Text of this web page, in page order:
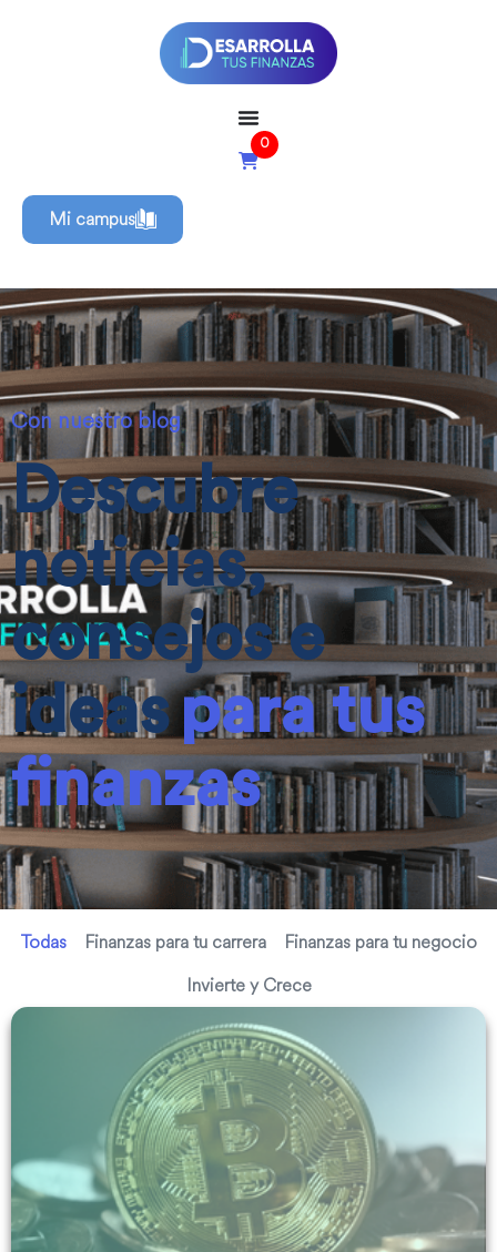
0
Mi campus
Con nuestro blog
Descubre
noticias,
consejos e
ideaspara tus
finanzas
Finanzas para tu carrera
Finanzas para tu negocio
Invierte y Crece
Todas